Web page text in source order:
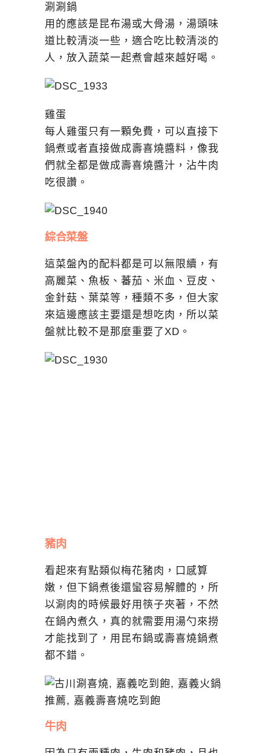
涮涮鍋
用的應該是昆布湯或大骨湯，湯頭味
道比較清淡一些，適合吃比較清淡的
人，放入蔬菜一起煮會越來越好喝。
雞蛋
每人雞蛋只有一顆免費，可以直接下
鍋煮或者直接做成壽喜燒醬料，像我
們就全都是做成壽喜燒醬汁，沾牛肉
吃很讚。
綜合菜盤
這菜盤內的配料都是可以無限續，有
高麗菜、魚板、蕃茄、米血、豆皮、
金針菇、葉菜等，種類不多，但大家
來這邊應該主要還是想吃肉，所以菜
盤就比較不是那麼重要了XD。
豬肉
看起來有點類似梅花豬肉，口感算
嫩，但下鍋煮後還蠻容易解體的，所
以涮肉的時候最好用筷子夾著，不然
在鍋內煮久，真的就需要用湯勺來撈
才能找到了，用昆布鍋或壽喜燒鍋煮
都不錯。
牛肉